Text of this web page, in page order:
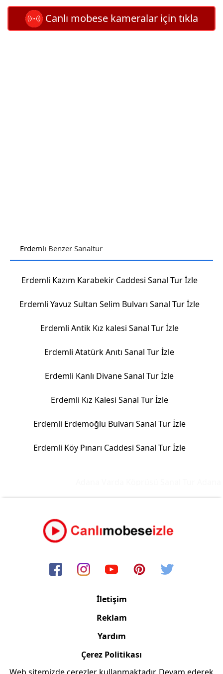
Canlı mobese kameralar için tıkla
Erdemli Benzer Sanaltur
Erdemli Kazım Karabekir Caddesi Sanal Tur İzle
Erdemli Yavuz Sultan Selim Bulvarı Sanal Tur İzle
Erdemli Antik Kız kalesi Sanal Tur İzle
Erdemli Atatürk Anıtı Sanal Tur İzle
Erdemli Kanlı Divane Sanal Tur İzle
Erdemli Kız Kalesi Sanal Tur İzle
Erdemli Erdemoğlu Bulvarı Sanal Tur İzle
Erdemli Köy Pınarı Caddesi Sanal Tur İzle
İletişim
Reklam
Yardım
Çerez Politikası